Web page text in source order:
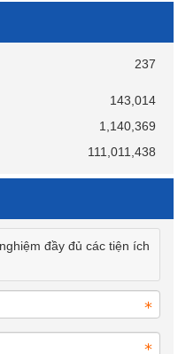
237
143,014
1,140,369
111,011,438
đầy đủ các tiện ích